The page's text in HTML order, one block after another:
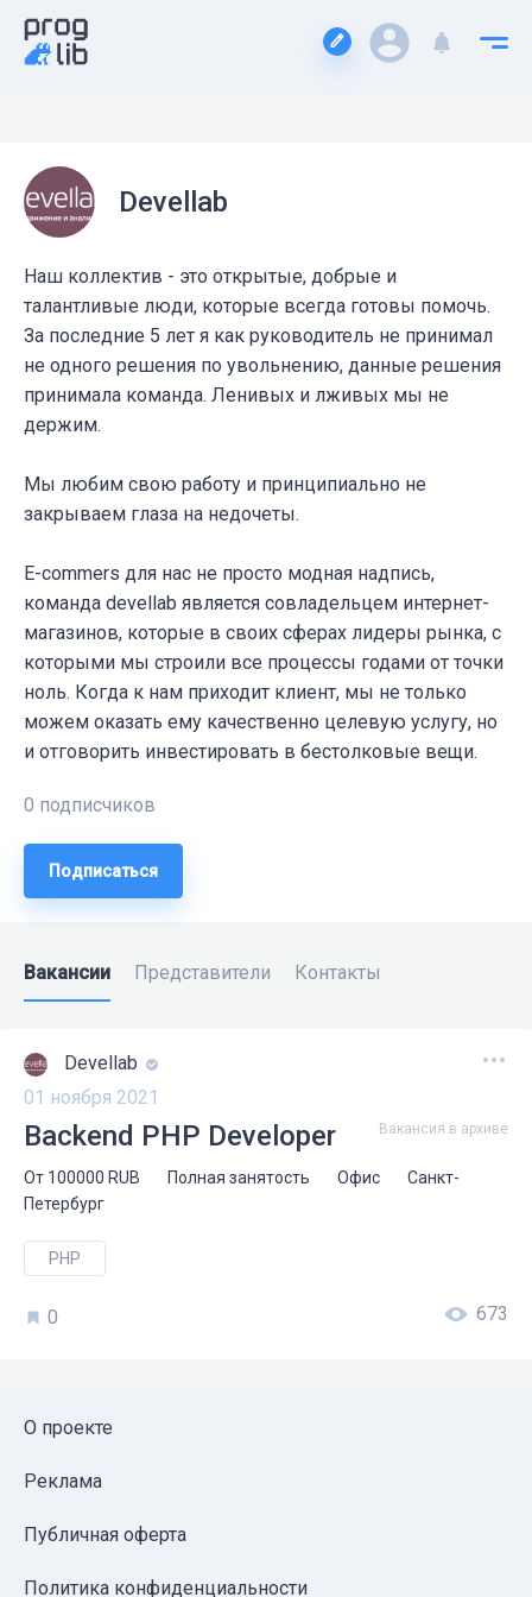
Devellab
Наш коллектив - это открытые, добрые и
талантливые люди, которые всегда готовы помочь.
За последние 5 лет я как руководитель не принимал
не одного решения по увольнению, данные решения
принимала команда. Ленивых и лживых мы не
держим.
Мы любим свою работу и принципиально не
закрываем глаза на недочеты.
E-commers для нас не просто модная надпись,
команда devellab является совладельцем интернет-
магазинов, которые в своих сферах лидеры рынка, с
которыми мы строили все процессы годами от точки
ноль. Когда к нам приходит клиент, мы не только
можем оказать ему качественно целевую услугу, но
и отговорить инвестировать в бестолковые вещи.
0 подписчиков
Подписаться
Вакансии Представители Контакты
Devellab
01 ноября 2021
Backend PHP Developer Вакансия в архиве
От 100000 RUB Полная занятость Офис
Санкт-
Петербург
PHP
0 673
О проекте
Реклама
Публичная оферта
Политика конфиденциальности